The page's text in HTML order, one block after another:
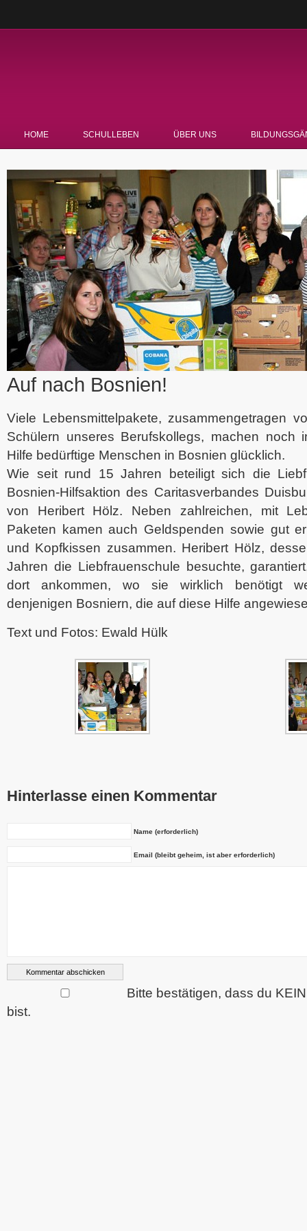
HOME SCHULLEBEN ÜBER UNS
Auf nach Bosnien!
Viele Lebensmittelpakete, zusammengetragen
Schülern unseres Berufskollegs, machen noch
Hilfe bedürftige Menschen in Bosnien glücklich.
Wie seit rund 15 Jahren beteiligt sich die
Bosnien-Hilfsaktion des Caritasverbandes
von Heribert Hölz. Neben zahlreichen, mit
Paketen kamen auch Geldspenden sowie gut
und Kopfkissen zusammen. Heribert Hölz,
Jahren die Liebfrauenschule besuchte,
dort ankommen, wo sie wirklich benötigt
denjenigen Bosniern, die auf diese Hilfe
Text und Fotos: Ewald Hülk
Hinterlasse einen Kommentar
Name (erforderlich)
Email (bleibt geheim, ist aber erforderlich)
Bitte bestätigen, dass du
bist.